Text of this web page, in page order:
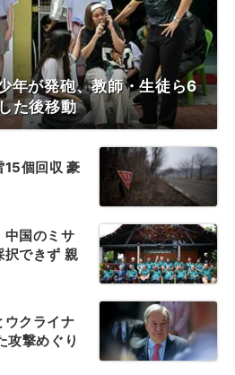
年が発砲、教師・生徒ら6
た後移動
15個回収 豪
中国のミサ
択できず 親
ウクライナ
攻撃めぐり